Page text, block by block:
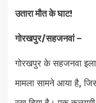
उतारा मौत के घाट!
गोरखपुर/सहजनवां –
गोरखपुर के सहजनवा
मामला सामने आया है,